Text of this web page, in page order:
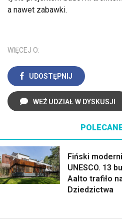
a nawet zabawki.
WIĘCEJ O:
UDOSTĘPNIJ
WEŹ UDZIAŁ W DYSKUSJI
Fiński
UNESCO. 13
Aalto trafiło
Dziedzictwa